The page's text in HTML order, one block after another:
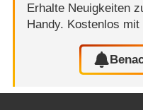
Erhalte Neuigkeiten
Handy. Kostenlos mit